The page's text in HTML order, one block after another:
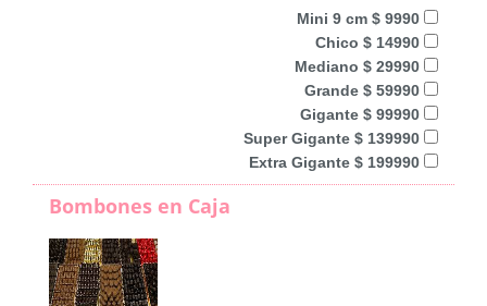
Mini 9 cm $ 9990
Chico $ 14990
Mediano $ 29990
Grande $ 59990
Gigante $ 99990
Super Gigante $ 139990
Extra Gigante $ 199990
Bombones en Caja